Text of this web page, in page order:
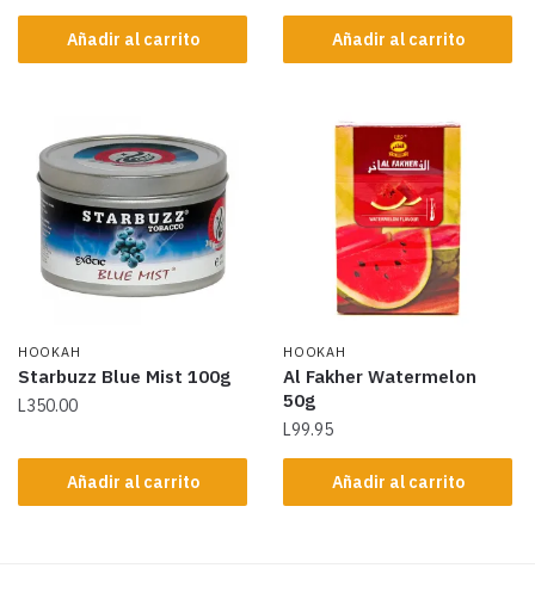
Añadir al carrito Añadir al carrito
HOOKAH
Starbuzz Blue Mist 100g
L350.00
Añadir al carrito
HOOKAH
Al Fakher Watermelon
50g
L99.95
Añadir al carrito